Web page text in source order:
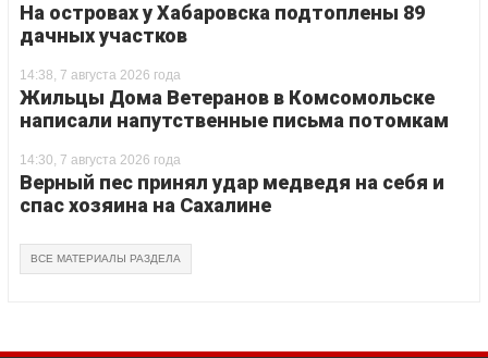
На островах у Хабаровска подтоплены 89
дачных участков
14:38, 7 августа 2026 года
Жильцы Дома Ветеранов в Комсомольске
написали напутственные письма потомкам
14:30, 7 августа 2026 года
Верный пес принял удар медведя на себя и
спас хозяина на Сахалине
ВСЕ МАТЕРИАЛЫ РАЗДЕЛА